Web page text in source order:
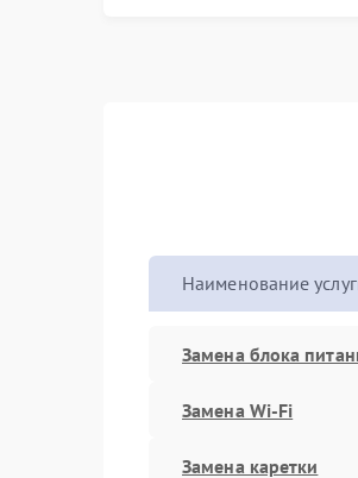
Наименование
Замена блока
Замена Wi-Fi
Замена каретки